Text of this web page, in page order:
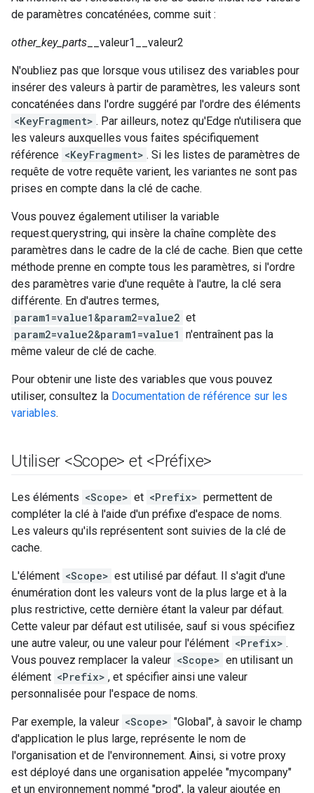
de paramètres concaténées, comme suit :
other_key_parts __valeur1__valeur2
N'oubliez pas que lorsque vous utilisez des variables pour
insérer des valeurs à partir de paramètres, les valeurs sont
concaténées dans l'ordre suggéré par l'ordre des éléments
<KeyFragment> . Par ailleurs, notez qu'Edge n'utilisera que
les valeurs auxquelles vous faites spécifiquement
référence <KeyFragment> . Si les listes de paramètres de
requête de votre requête varient, les variantes ne sont pas
prises en compte dans la clé de cache.
Vous pouvez également utiliser la variable
request.querystring, qui insère la chaîne complète des
paramètres dans le cadre de la clé de cache. Bien que cette
méthode prenne en compte tous les paramètres, si l'ordre
des paramètres varie d'une requête à l'autre, la clé sera
différente. En d'autres termes,
param1=value1&param2=value2 et
param2=value2&param1=value1 n'entraînent pas la
même valeur de clé de cache.
Pour obtenir une liste des variables que vous pouvez
utiliser, consultez la Documentation de référence sur les
variables.
Utiliser <Scope> et <Préfixe>
Les éléments <Scope> et <Prefix> permettent de
compléter la clé à l'aide d'un préfixe d'espace de noms.
Les valeurs qu'ils représentent sont suivies de la clé de
cache.
L'élément <Scope> est utilisé par défaut. Il s'agit d'une
énumération dont les valeurs vont de la plus large et à la
plus restrictive, cette dernière étant la valeur par défaut.
Cette valeur par défaut est utilisée, sauf si vous spécifiez
une autre valeur, ou une valeur pour l'élément <Prefix> .
Vous pouvez remplacer la valeur <Scope> en utilisant un
élément <Prefix> , et spécifier ainsi une valeur
personnalisée pour l'espace de noms.
Par exemple, la valeur <Scope> "Global", à savoir le champ
d'application le plus large, représente le nom de
l'organisation et de l'environnement. Ainsi, si votre proxy
est déployé dans une organisation appelée "mycompany"
et un environnement nommé "prod", la valeur ajoutée en